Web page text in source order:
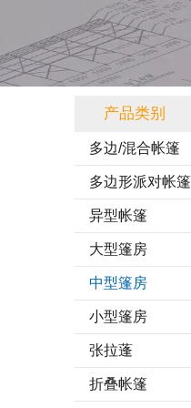
产品类别
多边/混合帐篷
多边形派对帐篷
异型帐篷
大型篷房
中型篷房
小型篷房
张拉蓬
折叠帐篷